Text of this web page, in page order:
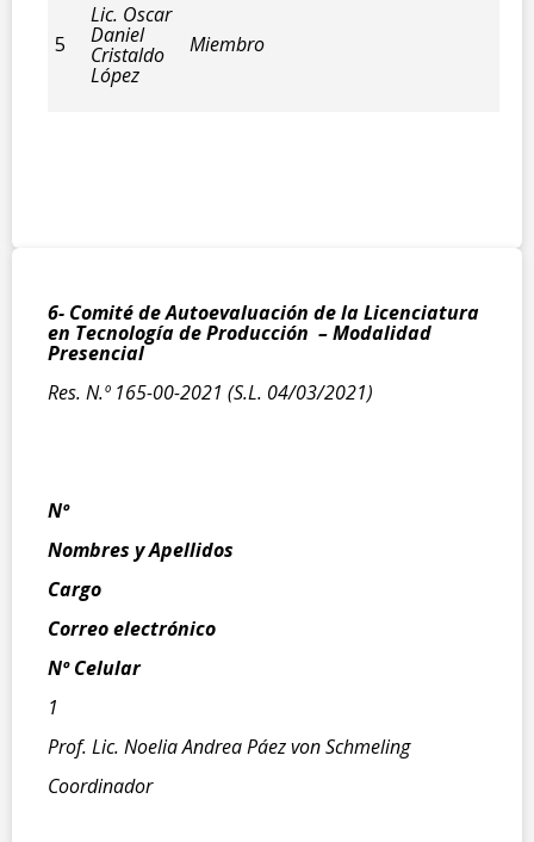
5
Lic. Oscar
Daniel
Cristaldo
López
Miembro
6- Comité de Autoevaluación de la Licenciatura
en Tecnología de Producción – Modalidad
Presencial
Res. N.º 165-00-2021 (S.L. 04/03/2021)
Nº
Nombres y Apellidos
Cargo
Correo electrónico
Nº Celular
1
Prof. Lic. Noelia Andrea Páez von Schmeling
Coordinador